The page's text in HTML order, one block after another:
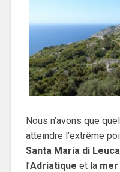
Nous n’avons que
atteindre l’extrême
Santa Maria di Leuca
l’Adriatique et la mer